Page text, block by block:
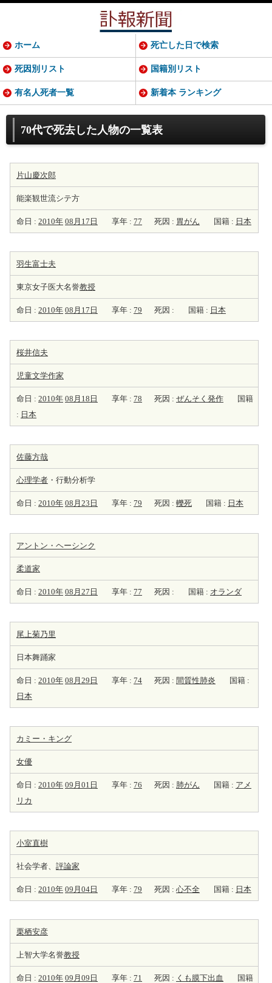
70代で死去した人物の一覧表
片山慶次郎
能楽観世流シテ方
命日 : 2010年 08月17日 享年 : 77 死因 : 胃がん 国籍 : 日本
羽生富士夫
東京女子医大名誉教授
命日 : 2010年 08月17日 享年 : 79 死因 : 国籍 : 日本
桜井信夫
児童文学作家
命日 : 2010年 08月18日 享年 : 78 死因 : ぜんそく発作
国籍
: 日本
佐藤方哉
心理学者 ・行動分析学
命日 : 2010年 08月23日 享年 : 79 死因 : 轢死 国籍 : 日本
アントン・ヘーシンク
柔道家
命日 : 2010年 08月27日 享年 : 77 死因 : 国籍 : オランダ
尾上菊乃里
日本舞踊家
命日 : 2010年 08月29日 享年 : 74 死因 : 間質性肺炎
国籍 :
日本
カミー・キング
女優
命日 : 2010年 09月01日 享年 : 76 死因 : 肺がん 国籍 : アメ
リカ
小室直樹
社会学者、 評論家
命日 : 2010年 09月04日 享年 : 79 死因 : 心不全 国籍 : 日本
栗栖安彦
上智大学名誉教授
命日 : 2010年 09月09日 享年 : 71 死因 : くも膜下出血
国籍
ホーム 死亡した日で検索
死因別リスト 国籍別リスト
有名人死者一覧 新着本 ランキング